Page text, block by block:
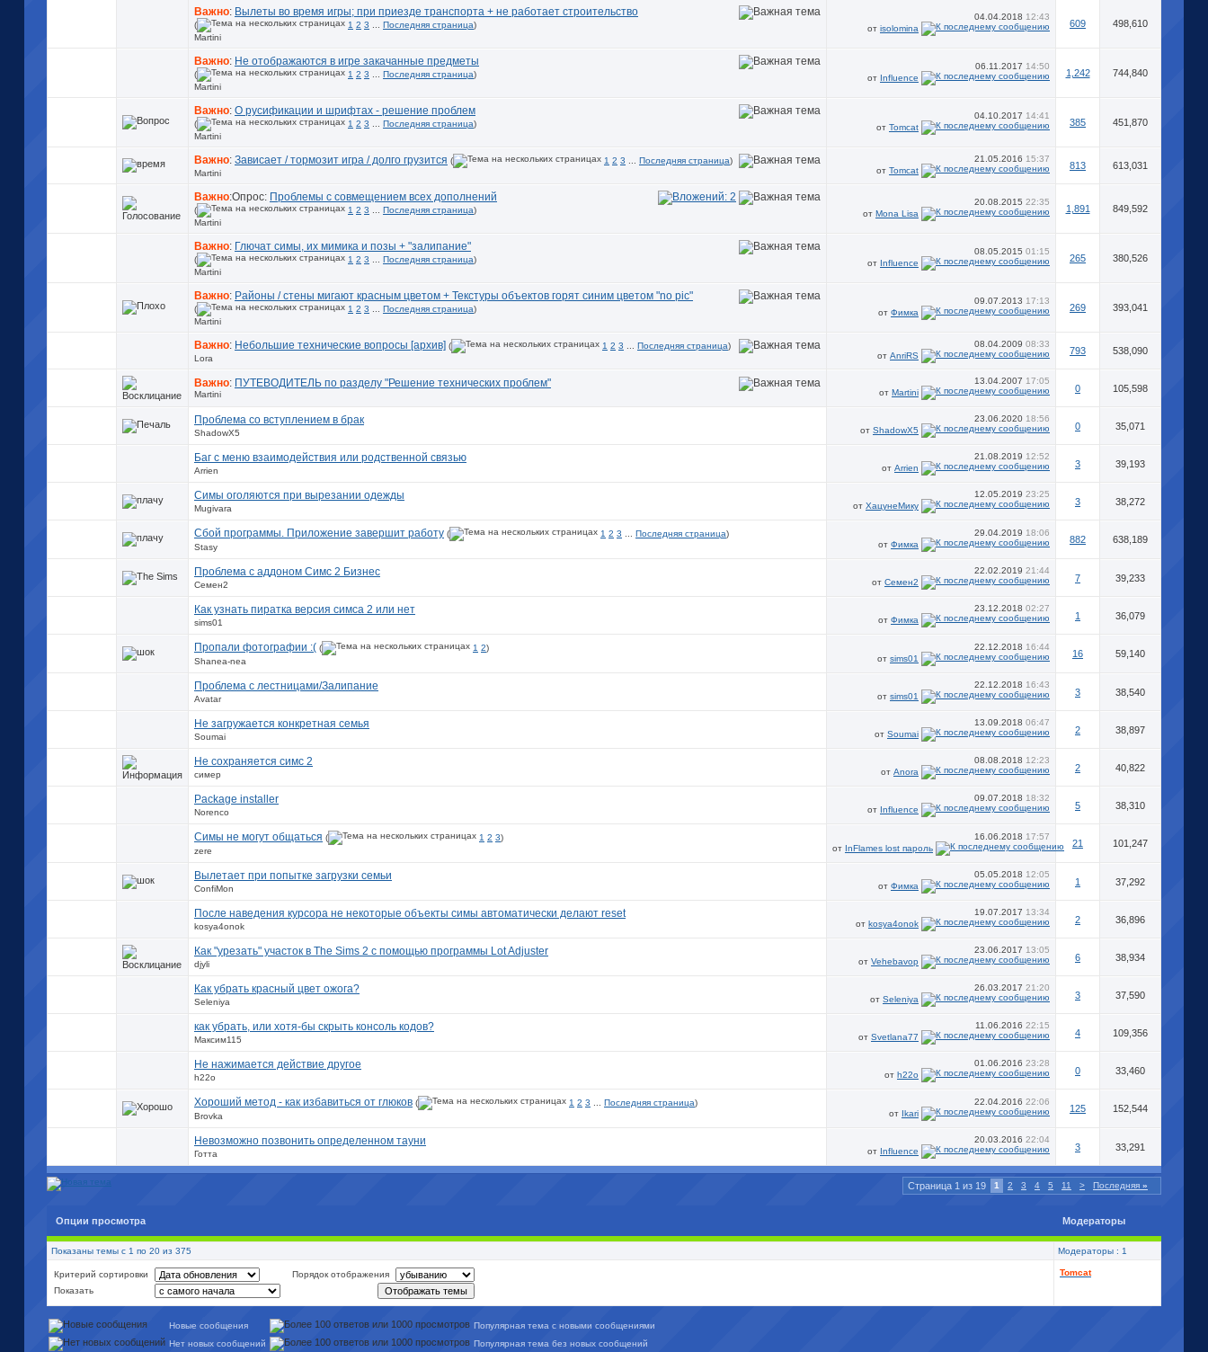
Важно: Вылеты во время игры; при приезде транспорта + не работает строительство
( 1 2 3 Последняя страница)
Martini
04.04.2018 12:43
от isolomina 609 498,610
Важно: Не отображаются в игре закачанные предметы
( 1 2 3 Последняя страница)
Martini
06.11.2017 14:50
от Influence 1,242 744,840
Важно: О русификации и шрифтах - решение проблем
( 1 2 3 Последняя страница)
Martini
04.10.2017 14:41
от Tomcat 385 451,870
Важно: Зависает / тормозит игра / долго грузится ( 1 2 3 Последняя страница)
Martini
21.05.2016 15:37
от Tomcat 813 613,031
Важно:Опрос: Проблемы с совмещением всех дополнений
( 1 2 3 Последняя страница)
Martini
20.08.2015 22:35
от Mona Lisa 1,891 849,592
Важно: Глючат симы, их мимика и позы + "залипание"
( 1 2 3 Последняя страница)
Martini
08.05.2015 01:15
от Influence 265 380,526
Важно: Районы / стены мигают красным цветом + Текстуры объектов горят синим цветом "no pic"
( 1 2 3 Последняя страница)
Martini
09.07.2013 17:13
от Фимка 269 393,041
Важно: Небольшие технические вопросы [архив] ( 1 2 3 Последняя страница)
Lora
08.04.2009 08:33
от AnriRS 793 538,090
Важно: ПУТЕВОДИТЕЛЬ по разделу "Решение технических проблем"
Martini
13.04.2007 17:05
от Martini 0 105,598
Проблема со вступлением в брак
ShadowX5
23.06.2020 18:56
от ShadowX5 0 35,071
Баг с меню взаимодействия или родственной связью
Arrien
21.08.2019 12:52
от Arrien 3 39,193
Симы оголяются при вырезании одежды
Mugivara
12.05.2019 23:25
от ХацунеМику 3 38,272
Сбой программы. Приложение завершит работу ( 1 2 3 Последняя страница)
Stasy
29.04.2019 18:06
от Фимка 882 638,189
Проблема с аддоном Симс 2 Бизнес
Семен2
22.02.2019 21:44
от Семен2 7 39,233
Как узнать пиратка версия симса 2 или нет
sims01
23.12.2018 02:27
от Фимка 1 36,079
Пропали фотографии :( ( 1 2)
Shanea-nea
22.12.2018 16:44
от sims01 16 59,140
Проблема с лестницами/Залипание
Avatar
22.12.2018 16:43
от sims01 3 38,540
Не загружается конкретная семья
Soumai
13.09.2018 06:47
от Soumai 2 38,897
Не сохраняется симс 2
симер
08.08.2018 12:23
от Anora 2 40,822
Package installer
Norenco
09.07.2018 18:32
от Influence 5 38,310
Симы не могут общаться ( 1 2 3)
zere
16.06.2018 17:57
от InFlames lost пароль 21 101,247
Вылетает при попытке загрузки семьи
ConfiMon
05.05.2018 12:05
от Фимка 1 37,292
После наведения курсора не некоторые объекты симы автоматически делают reset
kosya4onok
19.07.2017 13:34
от kosya4onok 2 36,896
Как "урезать" участок в The Sims 2 с помощью программы Lot Adjuster
djyli
23.06.2017 13:05
от Vehebavop 6 38,934
Как убрать красный цвет ожога?
Seleniya
26.03.2017 21:20
от Seleniya 3 37,590
как убрать, или хотя-бы скрыть консоль кодов?
Максим115
11.06.2016 22:15
от Svetlana77 4 109,356
Не нажимается действие другое
h22o
01.06.2016 23:28
от h22o 0 33,460
Хороший метод - как избавиться от глюков ( 1 2 3 Последняя страница)
Brovka
22.04.2016 22:06
от Ikari 125 152,544
Невозможно позвонить определенном тауни
Готта
20.03.2016 22:04
от Influence 3 33,291
Страница 1 из 19 1 2 3 4 5 11 > Последняя »
Опции просмотра Модераторы
Показаны темы с 1 по 20 из 375 Модераторы : 1
Критерий сортировки
Порядок отображения
Показать
Tomcat
Новые сообщения
Популярная тема с новыми сообщениями
Нет новых сообщений
Популярная тема без новых сообщений